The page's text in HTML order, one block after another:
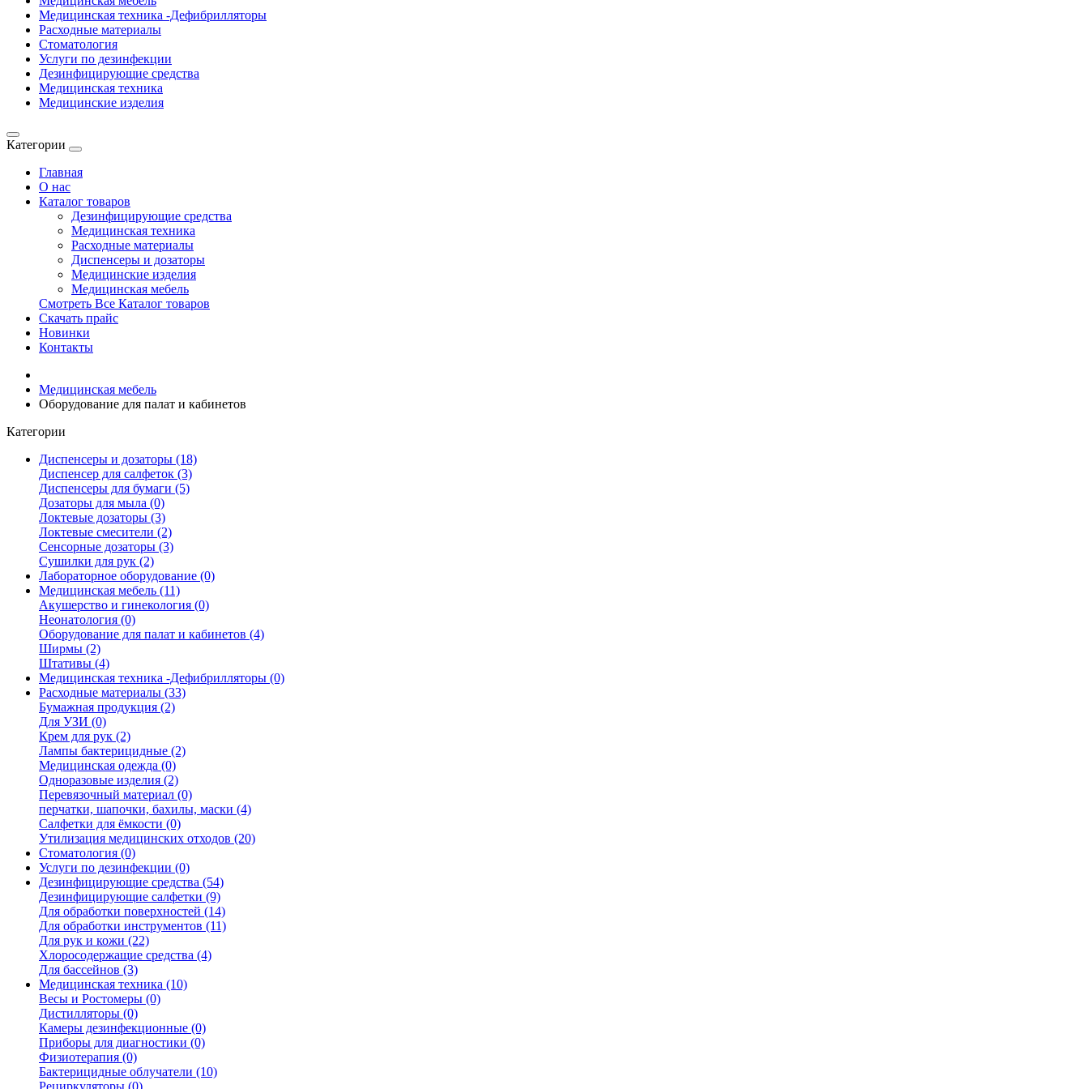
Медицинская техника -Дефибрилляторы
Расходные материалы
Стоматология
Услуги по дезинфекции
Дезинфицирующие средства
Медицинская техника
Медицинские изделия
Категории
Главная
О нас
Каталог товаров
Дезинфицирующие средства
Медицинская техника
Расходные материалы
Диспенсеры и дозаторы
Медицинские изделия
Медицинская мебель
Смотреть Все Каталог товаров
Скачать прайс
Новинки
Контакты
Медицинская мебель
Оборудование для палат и кабинетов
Категории
Диспенсеры и дозаторы (18)
Диспенсер для салфеток (3)
Диспенсеры для бумаги (5)
Дозаторы для мыла (0)
Локтевые дозаторы (3)
Локтевые смесители (2)
Сенсорные дозаторы (3)
Сушилки для рук (2)
Лабораторное оборудование (0)
Медицинская мебель (11)
Акушерство и гинекология (0)
Неонатология (0)
Оборудование для палат и кабинетов (4)
Ширмы (2)
Штативы (4)
Медицинская техника -Дефибрилляторы (0)
Расходные материалы (33)
Бумажная продукция (2)
Для УЗИ (0)
Крем для рук (2)
Лампы бактерицидные (2)
Медицинская одежда (0)
Одноразовые изделия (2)
Перевязочный материал (0)
перчатки, шапочки, бахилы, маски (4)
Салфетки для ёмкости (0)
Утилизация медицинских отходов (20)
Стоматология (0)
Услуги по дезинфекции (0)
Дезинфицирующие средства (54)
Дезинфицирующие салфетки (9)
Для обработки поверхностей (14)
Для обработки инструментов (11)
Для рук и кожи (22)
Хлоросодержащие средства (4)
Для бассейнов (3)
Медицинская техника (10)
Весы и Ростомеры (0)
Дистилляторы (0)
Камеры дезинфекционные (0)
Приборы для диагностики (0)
Физиотерапия (0)
Бактерицидные облучатели (10)
Рециркуляторы (0)